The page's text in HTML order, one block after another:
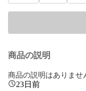
商品の説明
商品の説明はありませ
23日前